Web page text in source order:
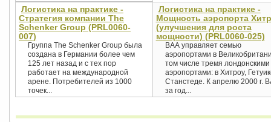
Логистика на практике -
Стратегия компании The
Schenker Group (PRL0060-
007)
Группа The Schenker Group была
создана в Германии более чем
125 лет назад и с тех пор
работает на международной
арене. Потребителей из 1000
точек...
Логистика на практике -
Мощность аэропорта
(улучшения для роста
мощности) (PRL0060-025)
ВАА управляет семью
аэропортами в
том числе тремя лондонскими
аэропортами: в Хитроу,
Станстеде. К апрелю 2000 г.
за год...